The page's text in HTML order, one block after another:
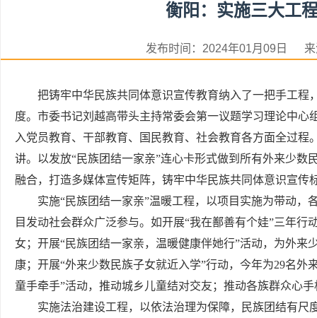
衡阳：实施三大工
发布时间：2024年01月09日
把铸牢中华民族共同体意识宣传教育纳入了一把手工
度。市委书记刘越高带头主持常委会第一议题学习理论中
入党员教育、干部教育、国民教育、社会教育各方面全过
讲。以发放“民族团结一家亲”连心卡形式做到所有外来少
融合，打造多媒体宣传矩阵，铸牢中华民族共同体意识宣传
实施“民族团结一家亲”温暖工程，以项目实施为带动
目发动社会群众广泛参与。如开展“我在鄯善有个娃”三年
女；开展“民族团结一家亲，温暖健康伴她行”活动，为外
康；开展“外来少数民族子女就近入学”行动，今年为29名
童手牵手”活动，推动城乡儿童结对交友；推动各族群众心
实施法治建设工程，以依法治理为保障，民族团结有